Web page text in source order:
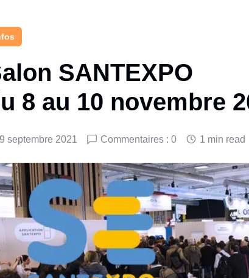
SANTEXPO
8 au 10 novembre
9 septembre 2021 Commentaires : 0 1 min read